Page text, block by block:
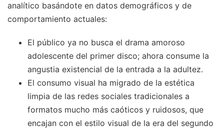
analítico basándote en datos demográficos y de
comportamiento actuales:
El público ya no busca el drama amoroso
adolescente del primer disco; ahora consume la
angustia existencial de la entrada a la adultez.
El consumo visual ha migrado de la estética
limpia de las redes sociales tradicionales a
formatos mucho más caóticos y ruidosos, que
encajan con el estilo visual de la era del segundo